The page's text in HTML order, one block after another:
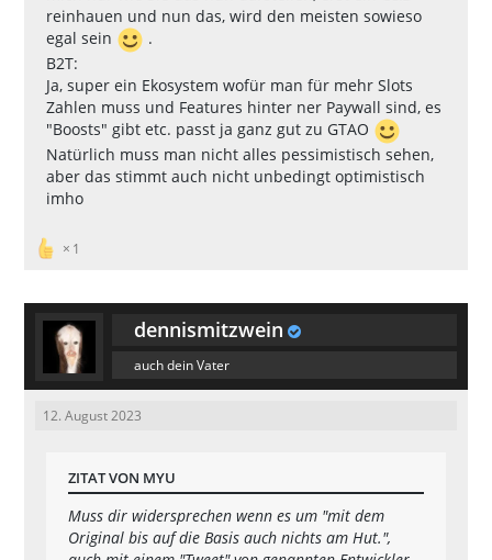
reinhauen und nun das, wird den meisten sowieso
egal sein
.
B2T:
Ja, super ein Ekosystem wofür man für mehr Slots
Zahlen muss und Features hinter ner Paywall sind, es
"Boosts" gibt etc. passt ja ganz gut zu GTAO
Natürlich muss man nicht alles pessimistisch sehen,
aber das stimmt auch nicht unbedingt optimistisch
imho
1
dennismitzwein
auch dein Vater
12. August 2023
ZITAT VON MYU
Muss dir widersprechen wenn es um "mit dem
Original bis auf die Basis auch nichts am Hut.",